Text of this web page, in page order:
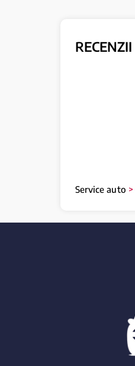
RECENZII
Service auto >